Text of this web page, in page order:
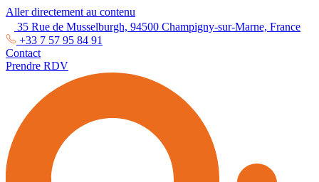
Aller directement au contenu
35 Rue de Musselburgh, 94500 Champigny-sur-Marne, France
+33 7 57 95 84 91
Contact
Prendre RDV